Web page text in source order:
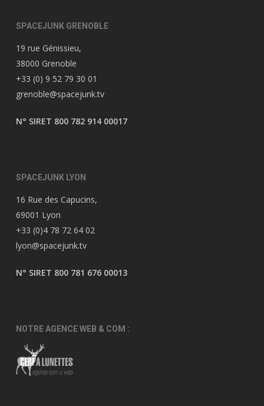
SPACEJUNK GRENOBLE
19 rue Génissieu,
38000 Grenoble
+33 (0) 9 52 79 30 01
grenoble@spacejunk.tv
N° SIRET 800 782 914 00017
SPACEJUNK LYON
16 Rue des Capucins,
69001 Lyon
+33 (0)4 78 72 64 02
lyon@spacejunk.tv
N° SIRET 800 781 676 00013
NOTRE AGENCE WEB & COM :